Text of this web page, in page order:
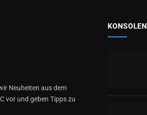
Neuheiten aus dem
vor und geben Tipps zu
KONSOLEN